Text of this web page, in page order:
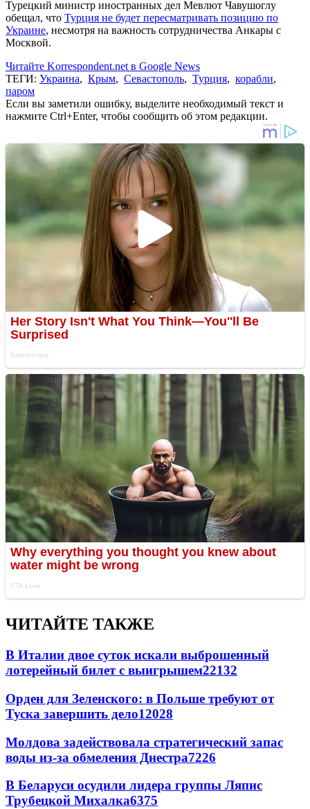
Турецкий министр иностранных дел Мевлют Чавушоглу
обещал, что Турция не будет пересматривать позицию по
Украине, несмотря на важность сотрудничества Анкары с
Москвой.
Читайте Korrespondent.net в Google News
ТЕГИ: Украина, Крым, Севастополь, Турция, корабли,
паром
Если вы заметили ошибку, выделите необходимый текст и
нажмите Ctrl+Enter, чтобы сообщить об этом редакции.
ЧИТАЙТЕ ТАКЖЕ
В Италии двое суток искали выброшенный
лотерейный билет с выигрышем22132
Орден для Зеленского: в Польше требуют от
Туска завершить дело12028
Молдова задействовала стратегический запас
воды из-за обмеления Днестра7226
В Беларуси осудили лидера группы Ляпис
Трубецкой Михалка6375